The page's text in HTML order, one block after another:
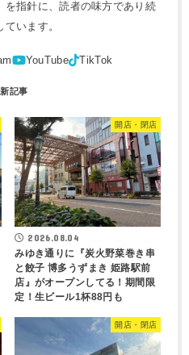
を指針に、読者の味方であり続
います。
開店・閉店
2026.08.04
みゆき通りに『炭火野菜巻き串
と餃子 博多うずまき 姫路駅前
店』がオープンしてる！期間限
定！生ビール1杯88円も
開店・閉店